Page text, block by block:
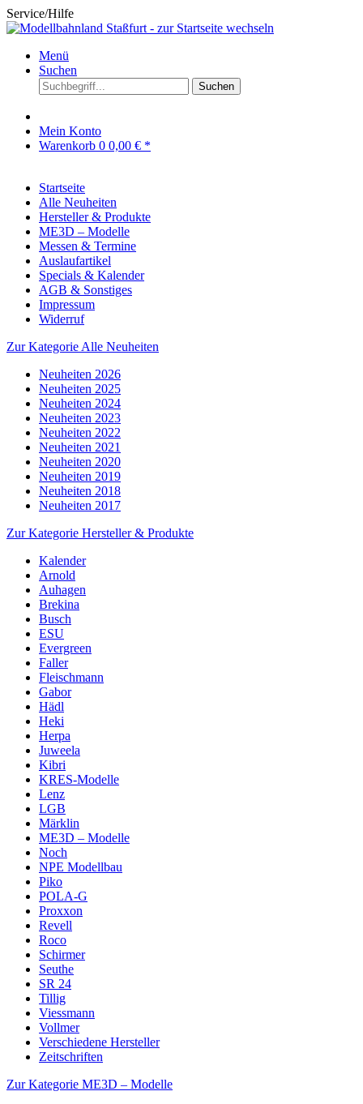
Service/Hilfe
Menü
Suchen
Suchen
Mein Konto
Warenkorb 0 0,00 € *
Startseite
Alle Neuheiten
Hersteller & Produkte
ME3D – Modelle
Messen & Termine
Auslaufartikel
Specials & Kalender
AGB & Sonstiges
Impressum
Widerruf
Zur Kategorie Alle Neuheiten
Neuheiten 2026
Neuheiten 2025
Neuheiten 2024
Neuheiten 2023
Neuheiten 2022
Neuheiten 2021
Neuheiten 2020
Neuheiten 2019
Neuheiten 2018
Neuheiten 2017
Zur Kategorie Hersteller & Produkte
Kalender
Arnold
Auhagen
Brekina
Busch
ESU
Evergreen
Faller
Fleischmann
Gabor
Hädl
Heki
Herpa
Juweela
Kibri
KRES-Modelle
Lenz
LGB
Märklin
ME3D – Modelle
Noch
NPE Modellbau
Piko
POLA-G
Proxxon
Revell
Roco
Schirmer
Seuthe
SR 24
Tillig
Viessmann
Vollmer
Verschiedene Hersteller
Zeitschriften
Zur Kategorie ME3D – Modelle